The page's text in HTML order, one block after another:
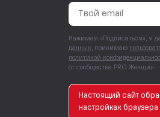
Нажимая «Подписаться», я
данных , принимаю
политикой
от сообщества PRO Женщин.
© PRO Женщин. Все
Настоящий сайт
настройках браузера